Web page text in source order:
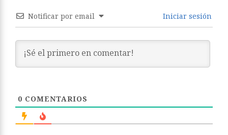
Notificar por email Iniciar sesión
0 COMENTARIOS